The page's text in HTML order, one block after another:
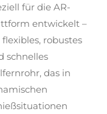
für die AR-
entwickelt –
flexibles, robustes
schnelles
das in